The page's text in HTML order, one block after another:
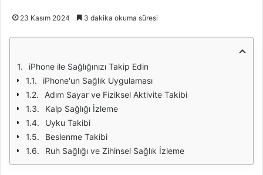
23 Kasım 2024 3 dakika okuma süresi
iPhone ile Sağlığınızı Takip Edin
iPhone'un Sağlık Uygulaması
Adım Sayar ve Fiziksel Aktivite Takibi
Kalp Sağlığı İzleme
Uyku Takibi
Beslenme Takibi
Ruh Sağlığı ve Zihinsel Sağlık İzleme